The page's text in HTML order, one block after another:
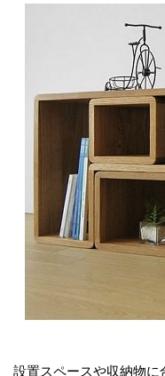
設置スペースや収納物に